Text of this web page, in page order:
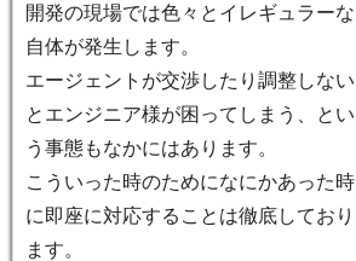
開発の現場では色々とイレギュラーな
自体が発生します。
エージェントが交渉したり調整しない
とエンジニア様が困ってしまう、とい
う事態もなかにはあります。
こういった時のためになにかあった時
に即座に対応することは徹底しており
ます。